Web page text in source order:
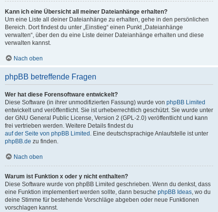
Kann ich eine Übersicht all meiner Dateianhänge erhalten?
Um eine Liste all deiner Dateianhänge zu erhalten, gehe in den persönlichen
Bereich. Dort findest du unter „Einstieg“ einen Punkt „Dateianhänge
verwalten“, über den du eine Liste deiner Dateianhänge erhalten und diese
verwalten kannst.
Nach oben
phpBB betreffende Fragen
Wer hat diese Forensoftware entwickelt?
Diese Software (in ihrer unmodifizierten Fassung) wurde von phpBB Limited
entwickelt und veröffentlicht. Sie ist urheberrechtlich geschützt. Sie wurde unter
der GNU General Public License, Version 2 (GPL-2.0) veröffentlicht und kann
frei vertrieben werden. Weitere Details findest du
auf der Seite von phpBB Limited . Eine deutschsprachige Anlaufstelle ist unter
phpBB.de zu finden.
Nach oben
Warum ist Funktion x oder y nicht enthalten?
Diese Software wurde von phpBB Limited geschrieben. Wenn du denkst, dass
eine Funktion implementiert werden sollte, dann besuche phpBB Ideas, wo du
deine Stimme für bestehende Vorschläge abgeben oder neue Funktionen
vorschlagen kannst.